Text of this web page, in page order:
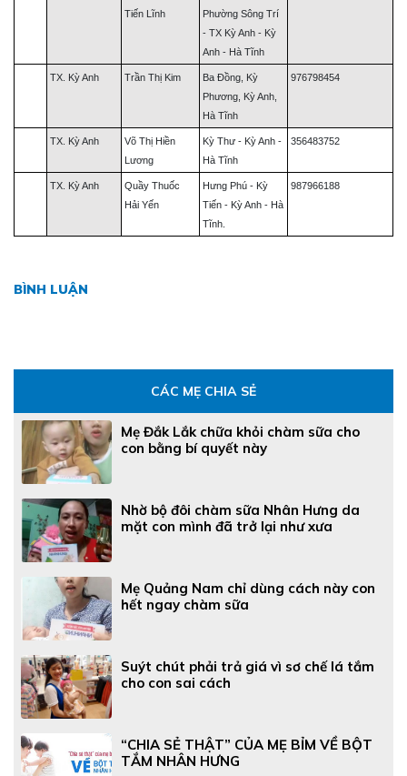
Tiến Lĩnh
Phường Sông Trí
- TX Kỳ Anh - Kỳ
Anh - Hà Tĩnh
TX. Kỳ Anh Trần Thị Kim
Ba Đồng, Kỳ
Phương, Kỳ Anh,
Hà Tĩnh
976798454
TX. Kỳ Anh
Võ Thị Hiền
Lương
Kỳ Thư - Kỳ Anh -
Hà Tĩnh
356483752
TX. Kỳ Anh
Quầy Thuốc
Hải Yến
Hưng Phú - Kỳ
Tiến - Kỳ Anh - Hà
Tĩnh.
987966188
BÌNH LUẬN
CÁC MẸ CHIA SẺ
Mẹ Đắk Lắk chữa khỏi chàm sữa cho
con bằng bí quyết này
Nhờ bộ đôi chàm sữa Nhân Hưng da
mặt con mình đã trở lại như xưa
Mẹ Quảng Nam chỉ dùng cách này con
hết ngay chàm sữa
Suýt chút phải trả giá vì sơ chế lá tắm
cho con sai cách
“CHIA SẺ THẬT” CỦA MẸ BỈM VỀ BỘT
TẮM NHÂN HƯNG